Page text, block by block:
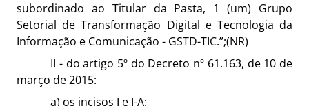
subordinado ao Titular da Pasta, 1 (um) Grupo
Setorial de Transformação Digital e Tecnologia da
Informação e Comunicação - GSTD-TIC.”;(NR)
II - do artigo 5º do Decreto nº 61.163, de 10 de
março de 2015:
a) os incisos I e I-A: